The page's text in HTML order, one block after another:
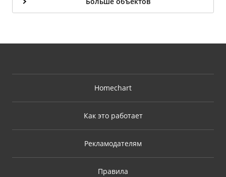
Homechart
Как это работает
Рекламодателям
Правила